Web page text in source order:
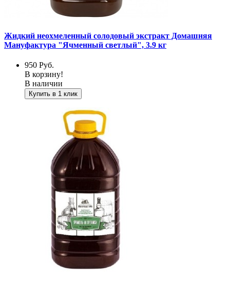
Жидкий неохмеленный солодовый экстракт Домашняя
Мануфактура "Ячменный светлый", 3.9 кг
950 Руб.
В корзину!
В наличии
Купить в 1 клик